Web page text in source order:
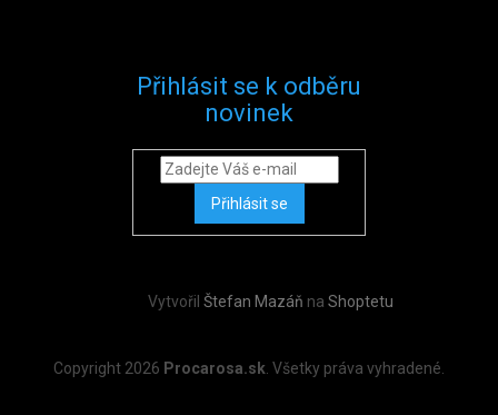
Přihlásit se k odběru
novinek
Přihlásit se
Vytvořil Štefan Mazáň na Shoptetu
Copyright 2026 Procarosa.sk. Všetky práva vyhradené.